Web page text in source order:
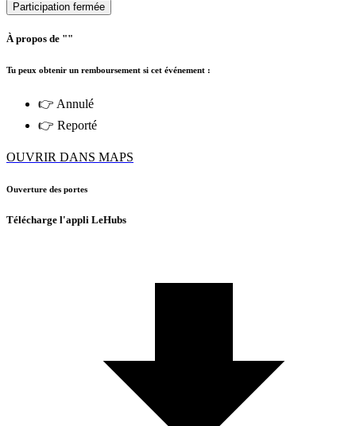
Participation fermée
À propos de ""
Tu peux obtenir un remboursement si cet événement :
👉 Annulé
👉 Reporté
OUVRIR DANS MAPS
Ouverture des portes
Télécharge l'appli LeHubs